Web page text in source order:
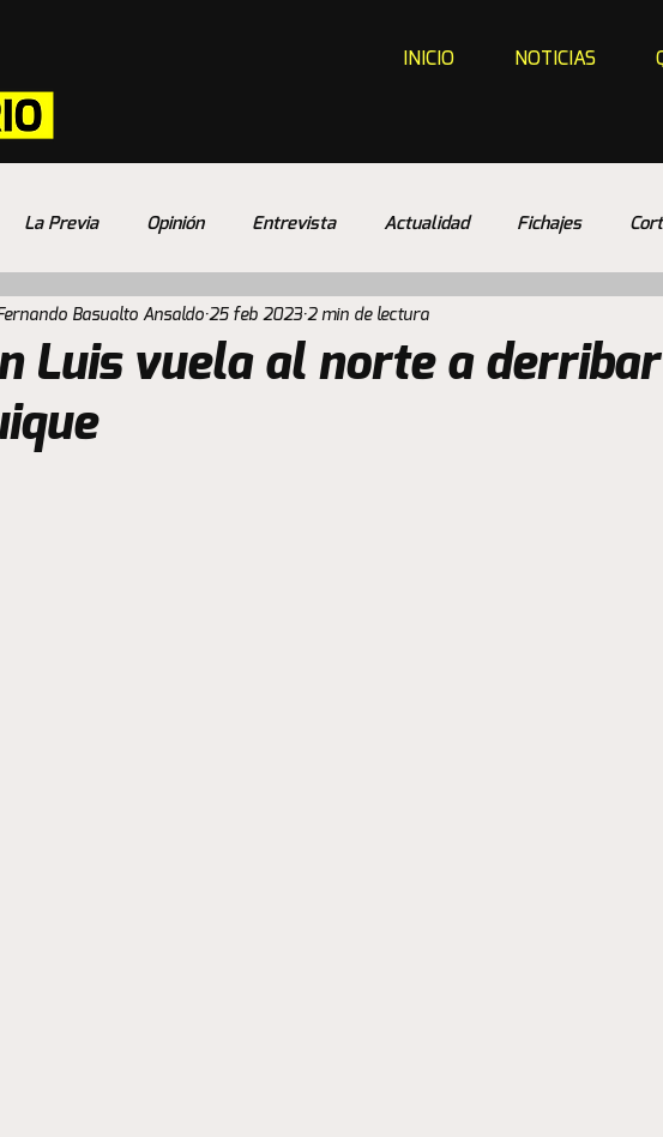
INICIO NOTICIAS
La Previa Opinión Entrevista Actualidad Fichajes
Luis vuela al norte a
Basualto Ansaldo 25 feb 2023 2 min de lectura